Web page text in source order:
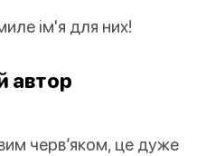
ім'я для них!
автор
черв’яком, це дуже